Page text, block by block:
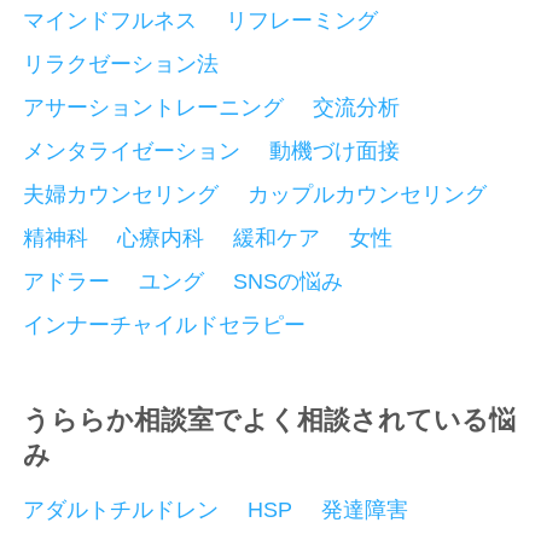
マインドフルネス
リフレーミング
リラクゼーション法
アサーショントレーニング
交流分析
メンタライゼーション
動機づけ面接
夫婦カウンセリング
カップルカウンセリング
精神科
心療内科 緩和ケア
女性
アドラー
ユング
SNSの悩み
インナーチャイルドセラピー
うららか相談室でよく相談されている悩
み
アダルトチルドレン HSP
発達障害